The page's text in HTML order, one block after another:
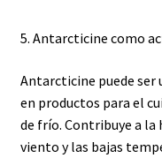
5. Antarcticine como
Antarcticine puede
en productos para el
de frío. Contribuye a
viento y las bajas